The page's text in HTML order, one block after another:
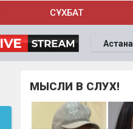
СҰХБАТ
Астана
МЫСЛИ В СЛУХ!